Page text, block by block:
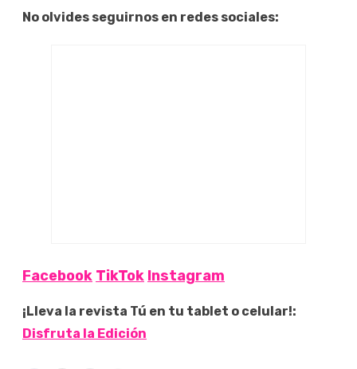
No olvides seguirnos en redes sociales:
Facebook TikTok Instagram
¡Lleva la revista Tú en tu tablet o celular!:
Disfruta la Edición